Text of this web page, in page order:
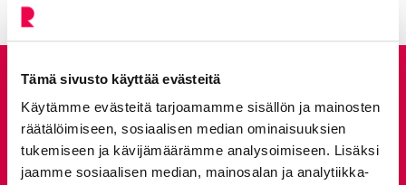
Tämä sivusto käyttää evästeitä
Käytämme evästeitä tarjoamamme sisällön ja mainosten
räätälöimiseen, sosiaalisen median ominaisuuksien
tukemiseen ja kävijämäärämme analysoimiseen. Lisäksi
jaamme sosiaalisen median, mainosalan ja analytiikka-
Anna palautetta
Palautepalvelu
Siirtyy ulkoiselle